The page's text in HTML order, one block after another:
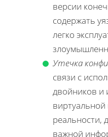
версии
содержать
легко
Утечка
связи с
двойников и
реальности,
важной